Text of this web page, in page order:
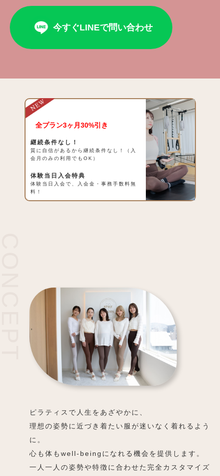
今すぐLINEで問い合わせ
全プラン3ヶ月30%引き
継続条件なし！
質に自信があるから継続条件なし！（入
会月のみの利用でもOK）
体験当日入会特典
体験当日入会で、入会金・事務手数料無
料！
ピラティスで人生をあざやかに、
理想の姿勢に近づき着たい服が迷いなく着れるよう
に。
心も体もwell-beingになれる機会を提供します。
一人一人の姿勢や特徴に合わせた完全カスタマイズ